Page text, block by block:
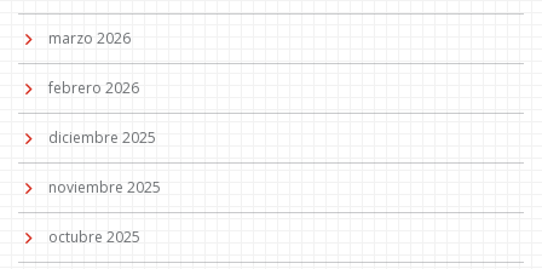
marzo 2026
febrero 2026
diciembre 2025
noviembre 2025
octubre 2025